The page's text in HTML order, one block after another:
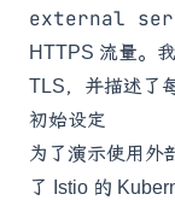
external
HTTPS 流量。
TLS，并描述了
初始设定
为了演示使用外
了
Istio 的